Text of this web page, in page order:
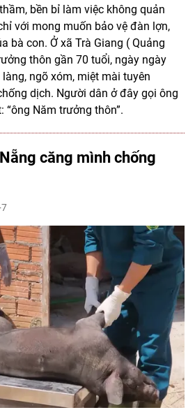
bền bỉ làm việc không quản
với mong muốn bảo vệ đàn lợn,
bà con. Ở xã Trà Giang ( Quảng
thôn gần 70 tuổi, ngày ngày
ngõ xóm, miệt mài tuyên
dịch. Người dân ở đây gọi ông
“ông Năm trưởng thôn”.
căng mình chống